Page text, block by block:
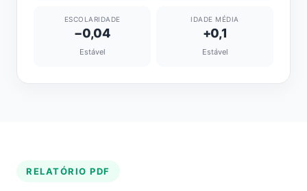
ESCOLARIDADE
−0,04
Estável
IDADE MÉDIA
+0,1
Estável
RELATÓRIO PDF